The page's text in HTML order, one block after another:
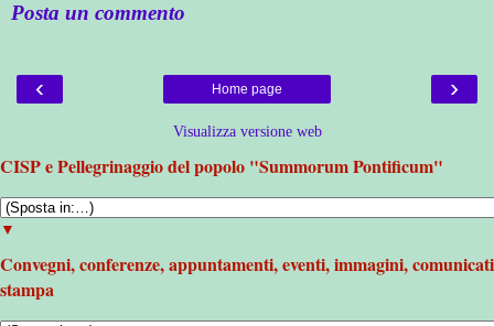
Posta un commento
‹ ›
Home page
Visualizza versione web
CISP e Pellegrinaggio del popolo "Summorum Pontificum"
▼
Convegni, conferenze, appuntamenti, eventi, immagini, comunicati
stampa